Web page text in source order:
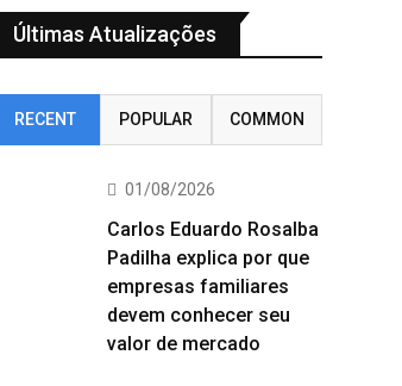
Últimas Atualizações
RECENT POPULAR COMMON
01/08/2026
Carlos Eduardo Rosalba
Padilha explica por que
empresas familiares
devem conhecer seu
valor de mercado